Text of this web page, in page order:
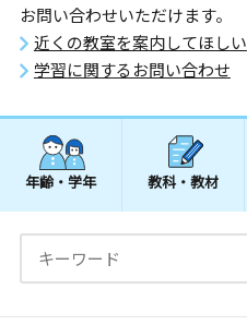
お問い合わせいただけます。
近くの教室を案内してほしい
学習に関するお問い合わせ
年齢・学年 教科・教材